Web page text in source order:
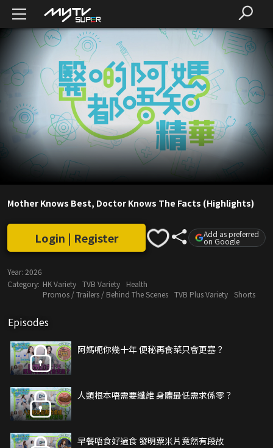
Mother Knows Best, Doctor Knows The Facts (Highlights)
Login | Register Add as preferred
on Google
Year: 2026
Category: HK Variety TVB Variety
Health
Promos / Trailers / Behind The Scenes TVB Plus Variety Shorts
Episodes
阿媽呃你幾十年 便秘再食菜只會更塞？
人類根本唔需要纖維 身體最低需求係零？
早餐唔食好過食 發明粟米片竟然有段故